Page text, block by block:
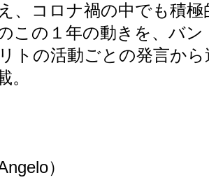
、コロナ禍の中でも積
この１年の動きを、バ
トの活動ごとの発言か
。
）